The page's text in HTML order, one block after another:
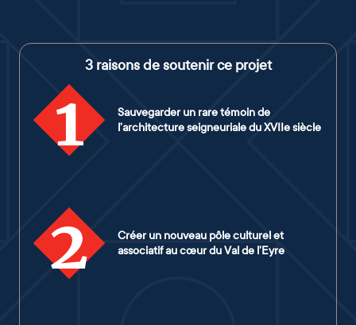
3 raisons de soutenir ce projet
1
Sauvegarder un rare témoin de
l’architecture seigneuriale du XVIIe siècle
2
Créer un nouveau pôle culturel et
associatif au cœur du Val de l’Eyre